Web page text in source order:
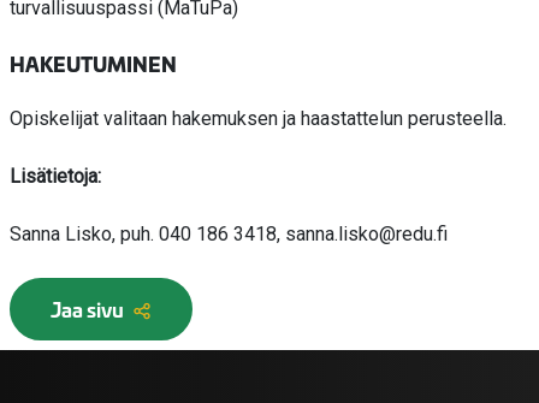
turvallisuuspassi (MaTuPa)
HAKEUTUMINEN
Opiskelijat valitaan hakemuksen ja haastattelun perusteella.
Lisätietoja:
Sanna Lisko, puh. 040 186 3418, sanna.lisko@redu.fi
Jaa sivu